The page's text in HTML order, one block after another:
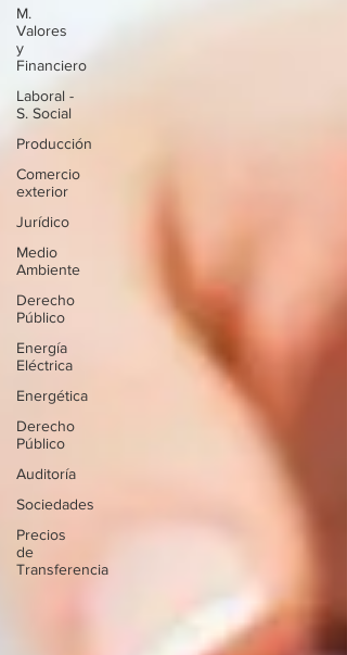
M.
Valores
y
Financiero
Laboral -
S. Social
Producción
Comercio
exterior
Jurídico
Medio
Ambiente
Derecho
Público
Energía
Eléctrica
Energética
Derecho
Público
Auditoría
Sociedades
Precios
de
Transferencia